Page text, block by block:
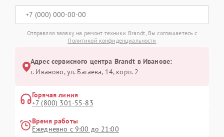
Отправляя заявку на ремонт техники Brandt, Вы соглашаетесь с
Политикой конфиденциальности
Адрес сервисного центра Brandt в Иванове:
г. Иваново, ул. Багаева, 14, корп. 2
Горячая линия
+7 (800) 301-55-83
Время работы
Ежедневно с 9:00 до 21:00